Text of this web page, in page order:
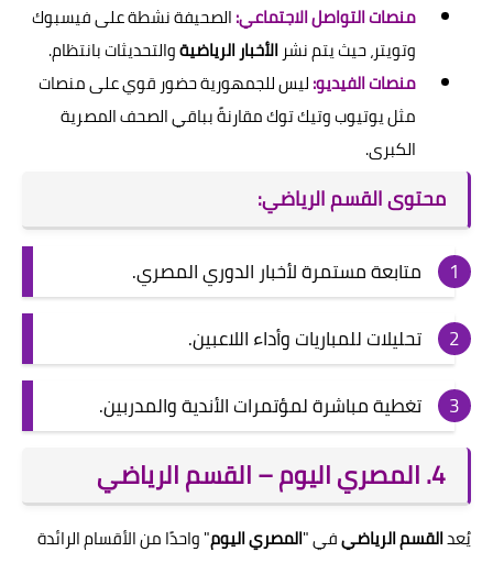
منصات التواصل الاجتماعي:الصحيفة نشطة على فيسبوك
وتويتر، حيث يتم نشرالأخبار الرياضيةوالتحديثات بانتظام.
منصات الفيديو:ليس للجمهورية حضور قوي على منصات
مثل يوتيوب وتيك توك مقارنةً بباقي الصحف المصرية
الكبرى.
محتوى القسم الرياضي:
متابعة مستمرة لأخبار الدوري المصري.
تحليلات للمباريات وأداء اللاعبين.
تغطية مباشرة لمؤتمرات الأندية والمدربين.
4. المصري اليوم – القسم الرياضي
يُعدالقسم الرياضيفي "المصري اليوم" واحدًا من الأقسام الرائدة